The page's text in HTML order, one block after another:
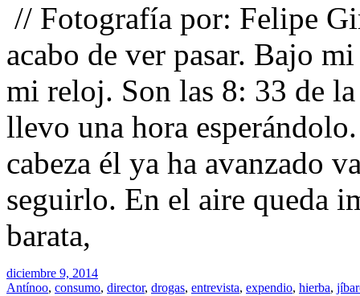
// Fotografía por: Felipe
acabo de ver pasar. Bajo
mi reloj. Son las 8: 33 de
llevo una hora
cabeza él ya ha avanzado
seguirlo. En el aire queda
barata,
diciembre 9, 2014
Antínoo, consumo, director, drogas, entrevista, expendio, hierba,